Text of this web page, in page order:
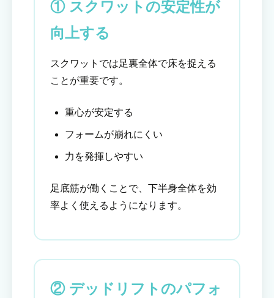
① スクワットの安定性が
向上する
スクワットでは足裏全体で床を捉える
ことが重要です。
重心が安定する
フォームが崩れにくい
力を発揮しやすい
足底筋が働くことで、下半身全体を効
率よく使えるようになります。
② デッドリフトのパフォ